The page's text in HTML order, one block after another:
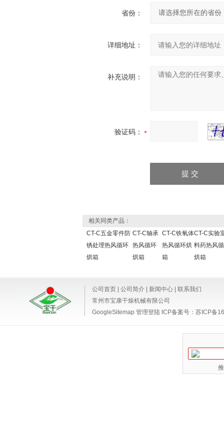
省份：
详细地址：
补充说明：
验证码：
相关同类产品：
CT-C五金零件防
锈处理热风循环
烘箱
CT-C轴承
热风循环
烘箱
CT-C铁氧体
热风循环烘
箱
CT-C实验
料药热风
烘箱
公司首页 公司简介 新闻中心
联系我们
常州市宝康干燥机械有限公司
GoogleSitemap 管理登陆 ICP备案号： 苏ICP备